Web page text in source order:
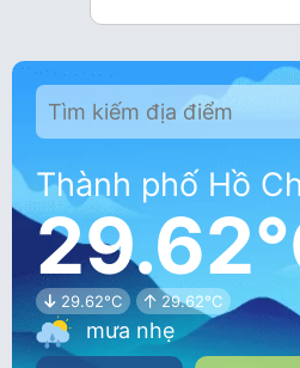
Thành phố Hồ
29.62°C 29.62°C
mưa nhẹ